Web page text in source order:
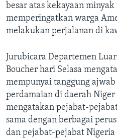
besar atas kekayaan
memperingatkan warga
melakukan perjalanan di
Jurubicara Departemen
Boucher hari Selasa
mempunyai tanggung
perdamaian di daerah
mengatakan pejabat-
sama dengan berbagai
dan pejabat-pejabat